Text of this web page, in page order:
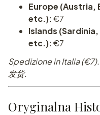
Europe (Austria,
etc.):€7
Islands
etc.):€7
Spedizione in Italia
发货.
Oryginalna